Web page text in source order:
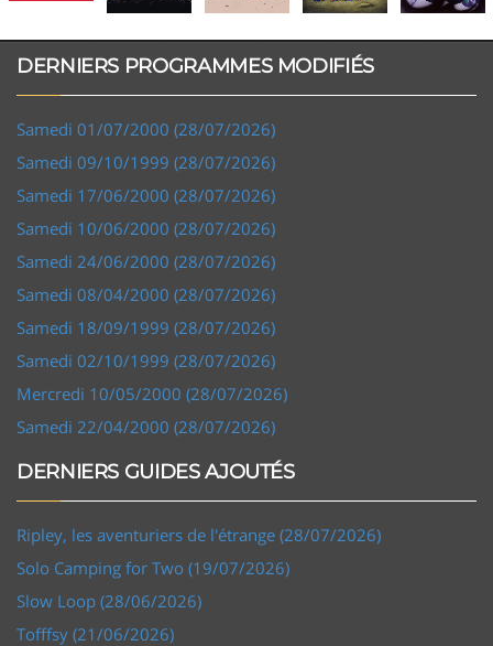
DERNIERS PROGRAMMES MODIFIÉS
Samedi 01/07/2000 (28/07/2026)
Samedi 09/10/1999 (28/07/2026)
Samedi 17/06/2000 (28/07/2026)
Samedi 10/06/2000 (28/07/2026)
Samedi 24/06/2000 (28/07/2026)
Samedi 08/04/2000 (28/07/2026)
Samedi 18/09/1999 (28/07/2026)
Samedi 02/10/1999 (28/07/2026)
Mercredi 10/05/2000 (28/07/2026)
Samedi 22/04/2000 (28/07/2026)
DERNIERS GUIDES AJOUTÉS
Ripley, les aventuriers de l'étrange (28/07/2026)
Solo Camping for Two (19/07/2026)
Slow Loop (28/06/2026)
Tofffsy (21/06/2026)